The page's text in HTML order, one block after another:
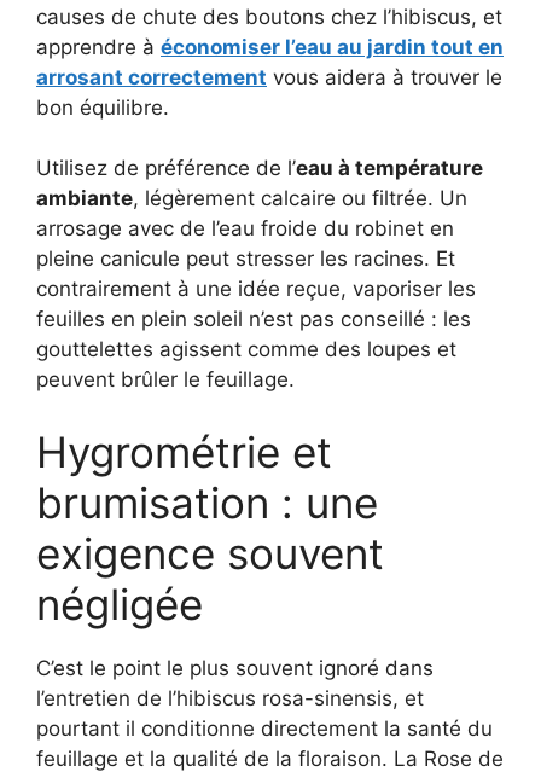
causes de chute des boutons chez l’hibiscus, et
apprendre à économiser l’eau au jardin tout en
arrosant correctement vous aidera à trouver le
bon équilibre.
Utilisez de préférence de l’eau à température
ambiante, légèrement calcaire ou filtrée. Un
arrosage avec de l’eau froide du robinet en
pleine canicule peut stresser les racines. Et
contrairement à une idée reçue, vaporiser les
feuilles en plein soleil n’est pas conseillé : les
gouttelettes agissent comme des loupes et
peuvent brûler le feuillage.
Hygrométrie et
brumisation : une
exigence souvent
négligée
C’est le point le plus souvent ignoré dans
l’entretien de l’hibiscus rosa-sinensis, et
pourtant il conditionne directement la santé du
feuillage et la qualité de la floraison. La Rose de